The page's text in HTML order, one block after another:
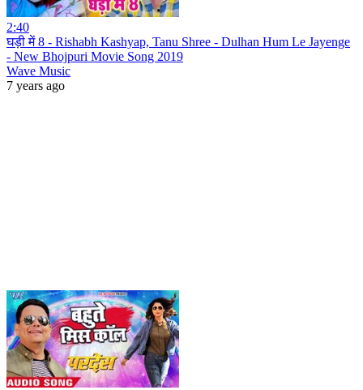
2:40
घड़ी में 8 - Rishabh Kashyap, Tanu Shree - Dulhan Hum Le Jayenge
- New Bhojpuri Movie Song 2019
Wave Music
7 years ago